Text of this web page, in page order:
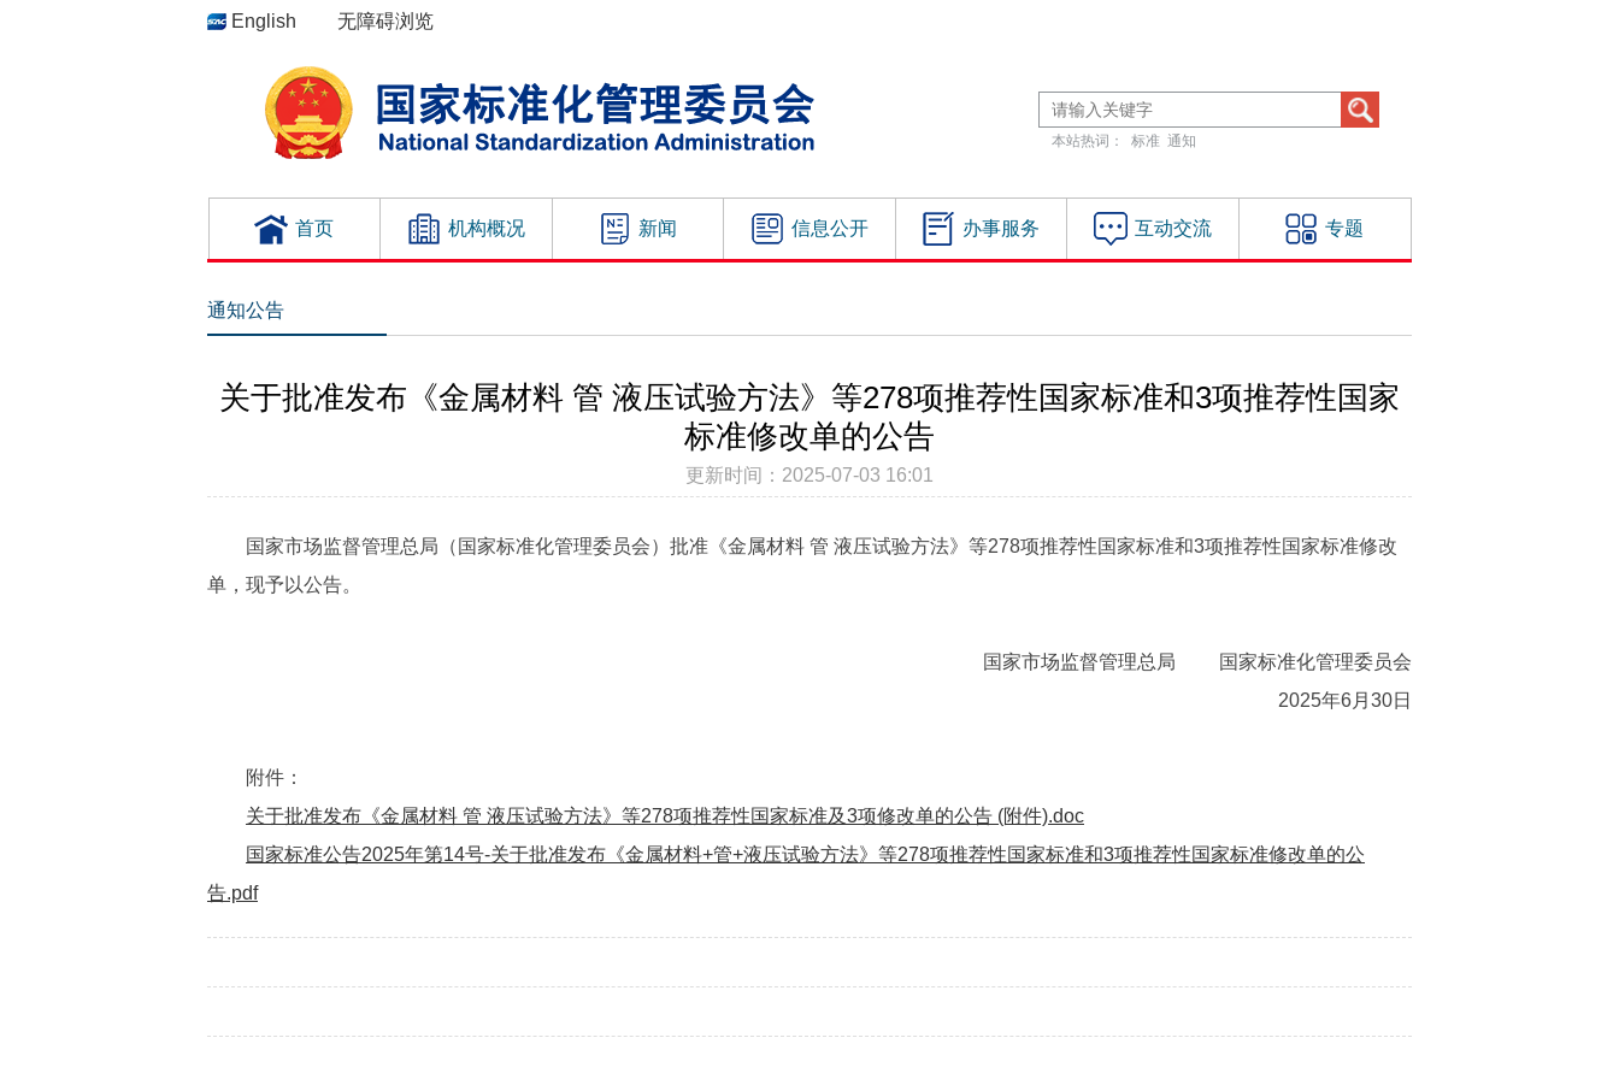
English 无障碍浏览
本站热词： 标准 通知
首页 机构概况 新闻 信息公开 办事服务 互动交流 专题
通知公告
关于批准发布《金属材料 管 液压试验方法》等278项推荐性国家标准和3项推荐性国家
标准修改单的公告
更新时间：2025-07-03 16:01
国家市场监督管理总局（国家标准化管理委员会）批准《金属材料 管 液压试验方法》等278项推荐性国家标准和3项推荐性国家标准修改
单，现予以公告。
国家市场监督管理总局 国家标准化管理委员会
2025年6月30日
附件：
关于批准发布《金属材料 管 液压试验方法》等278项推荐性国家标准及3项修改单的公告 (附件).doc
国家标准公告2025年第14号-关于批准发布《金属材料+管+液压试验方法》等278项推荐性国家标准和3项推荐性国家标准修改单的公
告.pdf